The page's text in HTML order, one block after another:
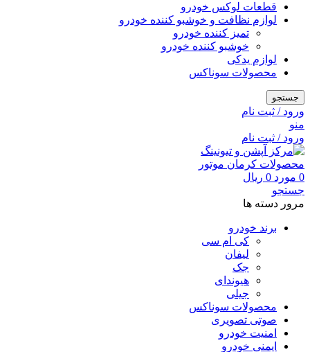
قطعات لوکس خودرو
لوازم نظافت و خوشبو کننده خودرو
تمیز کننده خودرو
خوشبو کننده خودرو
لوازم یدکی
محصولات سوناکس
جستجو
ورود / ثبت نام
منو
ورود / ثبت نام
0 مورد 0 ریال
جستجو
مرور دسته ها
برند خودرو
کی ام سی
لیفان
جک
هیوندای
جیلی
محصولات سوناکس
صوتی تصویری
امنیت خودرو
ایمنی خودرو